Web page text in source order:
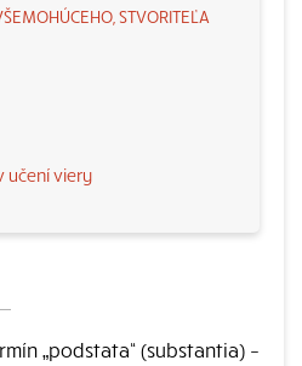
STVORITEĽA
učení viery
„podstata“ (substantia) –